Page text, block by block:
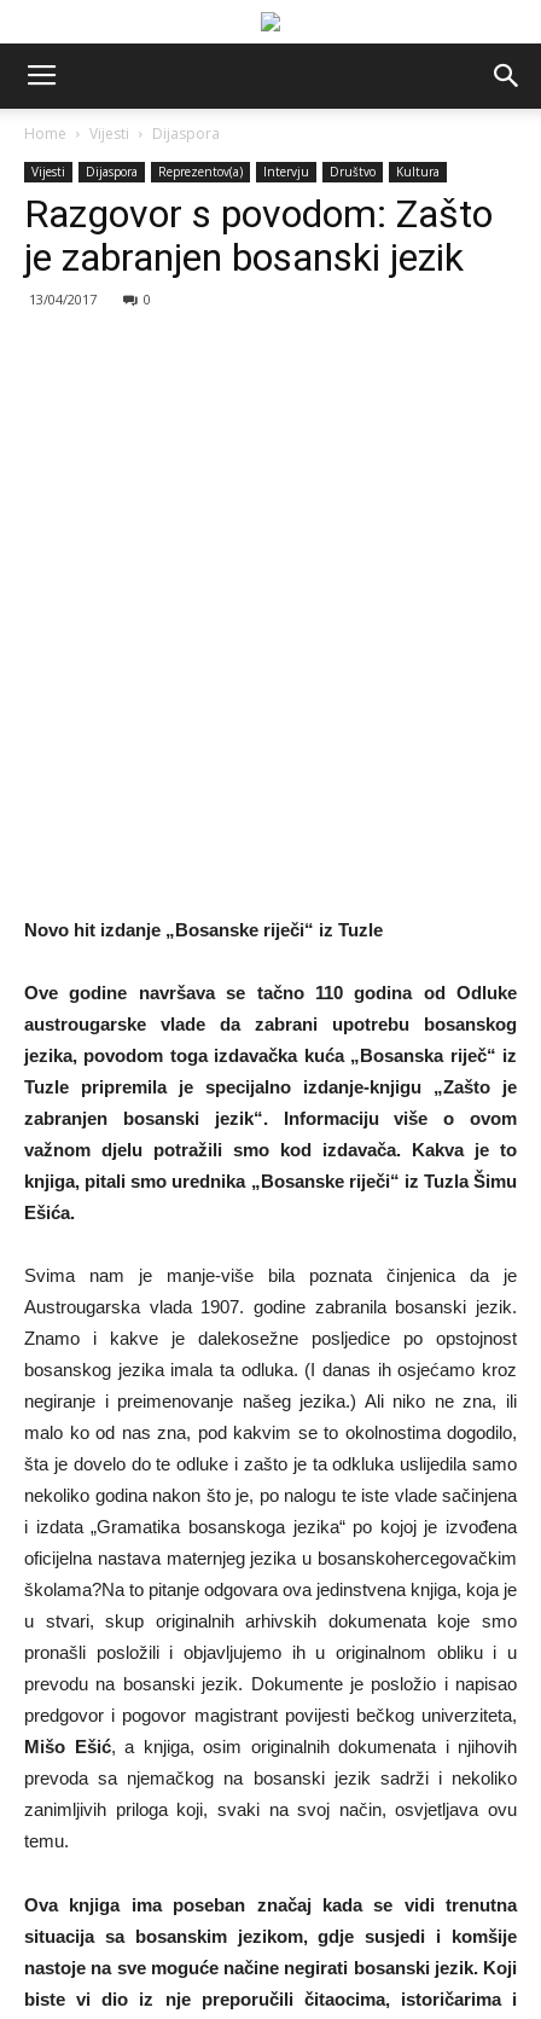
Home Vijesti Dijaspora
Vijesti Dijaspora Reprezentov(a) Intervju Društvo Kultura
Razgovor s povodom: Zašto
je zabranjen bosanski jezik
13/04/2017 0
Novo hit izdanje „Bosanske riječi“ iz Tuzle
Ove godine navršava se tačno 110 godina od Odluke
austrougarske vlade da zabrani upotrebu bosanskog
jezika, povodom toga izdavačka kuća „Bosanska riječ“ iz
Tuzle pripremila je specijalno izdanje-knjigu „Zašto je
zabranjen bosanski jezik“. Informaciju više o ovom
važnom djelu potražili smo kod izdavača. Kakva je to
knjiga, pitali smo urednika „Bosanske riječi“ iz Tuzla Šimu
Ešića.
Svima nam je manje-više bila poznata činjenica da je
Austrougarska vlada 1907. godine zabranila bosanski jezik.
Znamo i kakve je dalekosežne posljedice po opstojnost
bosanskog jezika imala ta odluka. (I danas ih osjećamo kroz
negiranje i preimenovanje našeg jezika.) Ali niko ne zna, ili
malo ko od nas zna, pod kakvim se to okolnostima dogodilo,
šta je dovelo do te odluke i zašto je ta odkluka uslijedila samo
nekoliko godina nakon što je, po nalogu te iste vlade sačinjena
i izdata „Gramatika bosanskoga jezika“ po kojoj je izvođena
oficijelna nastava maternjeg jezika u bosanskohercegovačkim
školama?Na to pitanje odgovara ova jedinstvena knjiga, koja je
u stvari, skup originalnih arhivskih dokumenata koje smo
pronašli posložili i objavljujemo ih u originalnom obliku i u
prevodu na bosanski jezik. Dokumente je posložio i napisao
predgovor i pogovor magistrant povijesti bečkog univerziteta,
Mišo Ešić, a knjiga, osim originalnih dokumenata i njihovih
prevoda sa njemačkog na bosanski jezik sadrži i nekoliko
zanimljivih priloga koji, svaki na svoj način, osvjetljava ovu
temu.
Ova knjiga ima poseban značaj kada se vidi trenutna
situacija sa bosanskim jezikom, gdje susjedi i komšije
nastoje na sve moguće načine negirati bosanski jezik. Koji
biste vi dio iz nje preporučili čitaocima, istoričarima i